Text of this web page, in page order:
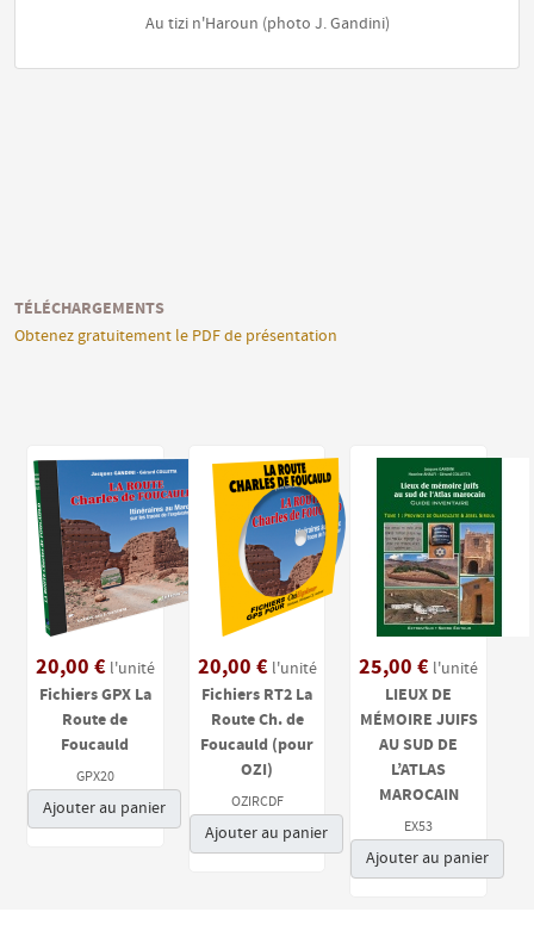
Au tizi n'Haroun (photo J. Gandini)
TÉLÉCHARGEMENTS
Obtenez gratuitement le PDF de présentation
20,00 € l'unité
Fichiers GPX La
Route de
Foucauld
GPX20
Ajouter au panier
20,00 € l'unité
Fichiers RT2 La
Route Ch. de
Foucauld (pour
OZI)
OZIRCDF
Ajouter au panier
25,00 € l'unité
LIEUX DE
MÉMOIRE JUIFS
AU SUD DE
L’ATLAS
MAROCAIN
EX53
Ajouter au panier